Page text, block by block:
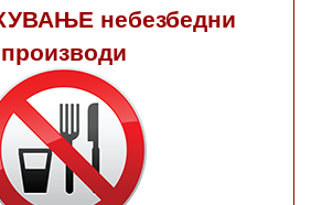
небезбедни
производи